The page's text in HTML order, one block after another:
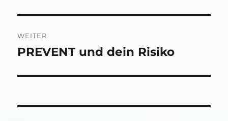
WEITER
Nächster
PREVENT und dein Risiko